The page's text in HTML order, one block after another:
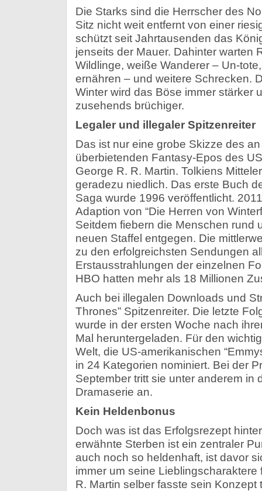
Die Starks sind die Herrscher des
Sitz nicht weit entfernt von einer
schützt seit Jahrtausenden das
jenseits der Mauer. Dahinter warten
Wildlinge, weiße Wanderer – Un-
ernähren – und weitere Schrecken.
Winter wird das Böse immer stärker
zusehends brüchiger.
Legaler und illegaler Spitzenreiter
Das ist nur eine grobe Skizze des
überbietenden Fantasy-Epos des
George R. R. Martin. Tolkiens
geradezu niedlich. Das erste Buch
Saga wurde 1996 veröffentlicht.
Adaption von “Die Herren von
Seitdem fiebern die Menschen rund
neuen Staffel entgegen. Die
zu den erfolgreichsten Sendungen
Erstausstrahlungen der einzelnen
HBO hatten mehr als 18 Millionen
Auch bei illegalen Downloads und
Thrones” Spitzenreiter. Die letzte
wurde in der ersten Woche nach
Mal heruntergeladen. Für den
Welt, die US-amerikanischen
in 24 Kategorien nominiert. Bei der
September tritt sie unter anderem in
Dramaserie an.
Kein Heldenbonus
Doch was ist das Erfolgsrezept
erwähnte Sterben ist ein zentraler
auch noch so heldenhaft, ist davor
immer um seine Lieblingscharaktere
R. Martin selber fasste sein Konzept